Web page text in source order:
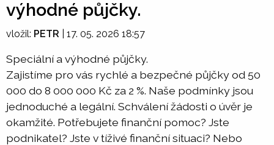
výhodné půjčky.
vložil: PETR 17. 05. 2026 18:57
Speciální a výhodné půjčky.
Zajistíme pro vás rychlé a bezpečné půjčky od 50
000 do 8 000 000 Kč za 2 %. Naše podmínky jsou
jednoduché a legální. Schválení žádosti o úvěr je
okamžité. Potřebujete finanční pomoc? Jste
podnikatel? Jste v tíživé finanční situaci? Nebo